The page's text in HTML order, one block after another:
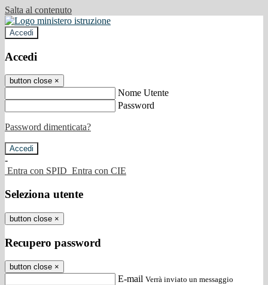
Salta al contenuto
Accedi
Accedi
button close ×
Nome Utente
Password
Password dimenticata?
-
Entra con SPID Entra con CIE
Seleziona utente
button close ×
Recupero password
button close ×
E-mail Verrà inviato un messaggio